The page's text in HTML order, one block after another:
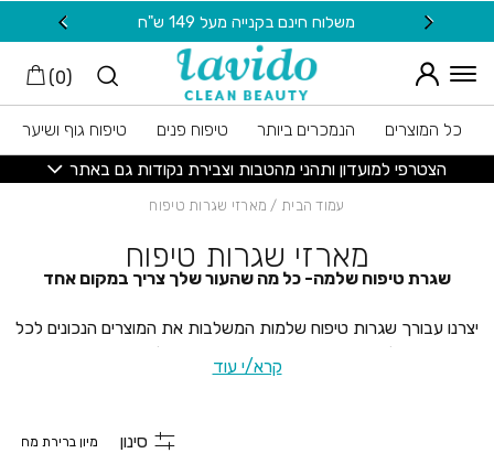
Skip to Content משלוח חינם בקנייה מעל 149 ש"ח
(
0
)
כל המוצרים הנמכרים ביותר טיפוח פנים
טיפוח גוף ושיער
הצטרפי למועדון ותהני מהטבות וצבירת נקודות גם באתר
עמוד הבית / מארזי שגרות טיפוח
מארזי שגרות טיפוח
שגרת טיפוח שלמה- כל מה שהעור שלך צריך במקום אחד
יצרנו עבורך שגרות טיפוח שלמות המשלבות את המוצרים הנכונים לכל
שלב בטיפוח העור -מניקוי והזנה ועד לחות והגנה.
כך שתוכלי ליהנות מטיפול מקיף, מאוזן ויעיל, ללא צורך להתלבט אילו
מוצרים לבחור או כיצד לשלב ביניהם.
קרא/י עוד
סינון
בחזרה למעלה